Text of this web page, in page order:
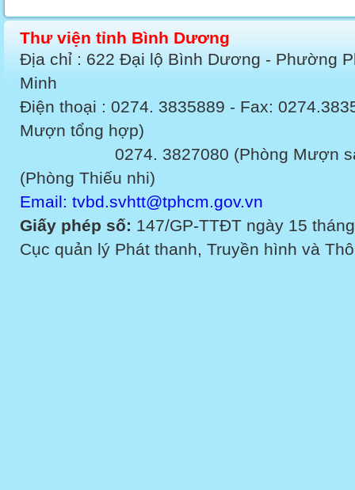
Thư viện tỉnh Bình Dương
Địa chỉ : 622 Đại lộ Bình Dương - Phường
Minh
Điện thoại : 0274. 3835889 - Fax:
Mượn tổng hợp)
0274. 3827080 (Phòng Mượn sách
(Phòng Thiếu nhi)
Email: tvbd.svhtt@tphcm.gov.vn
Giấy phép số: 147/GP-TTĐT ngày 15
Cục quản lý Phát thanh, Truyền hình và